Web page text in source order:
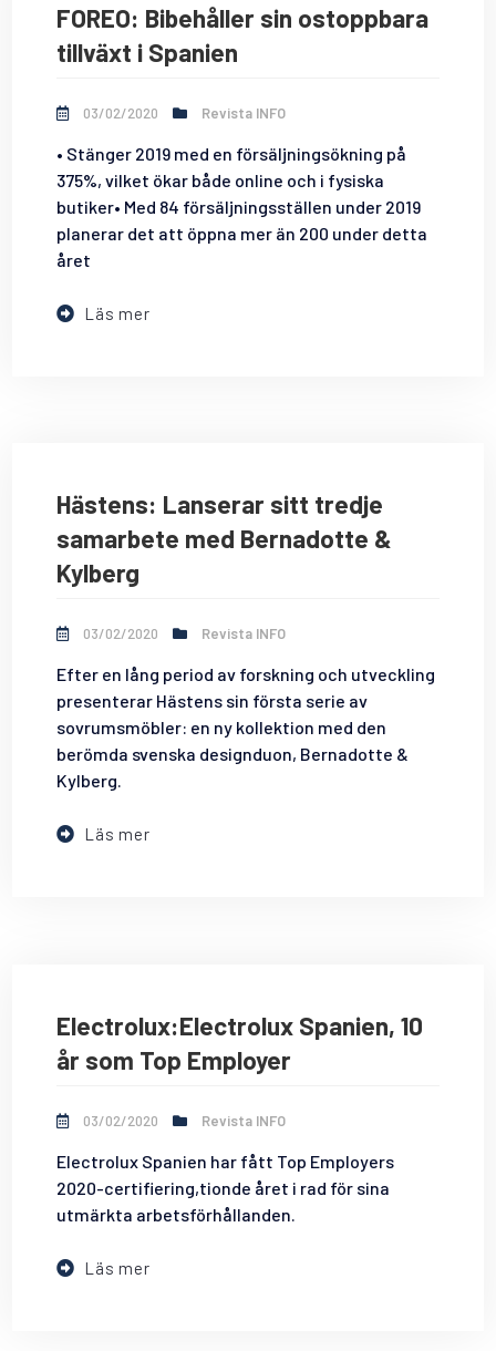
FOREO: Bibehåller sin ostoppbara
tillväxt i Spanien
03/02/2020 Revista INFO
• Stänger 2019 med en försäljningsökning på
375%, vilket ökar både online och i fysiska
butiker• Med 84 försäljningsställen under 2019
planerar det att öppna mer än 200 under detta
året
Läs mer
Hästens: Lanserar sitt tredje
samarbete med Bernadotte &
Kylberg
03/02/2020 Revista INFO
Efter en lång period av forskning och utveckling
presenterar Hästens sin första serie av
sovrumsmöbler: en ny kollektion med den
berömda svenska designduon, Bernadotte &
Kylberg.
Läs mer
Electrolux:Electrolux Spanien, 10
år som Top Employer
03/02/2020 Revista INFO
Electrolux Spanien har fått Top Employers
2020-certifiering,tionde året i rad för sina
utmärkta arbetsförhållanden.
Läs mer